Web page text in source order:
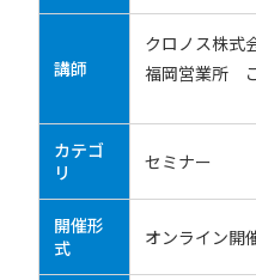
講師
クロノス株式
福岡営業所
カテゴ
リ
セミナー
開催形
式
オンライン開